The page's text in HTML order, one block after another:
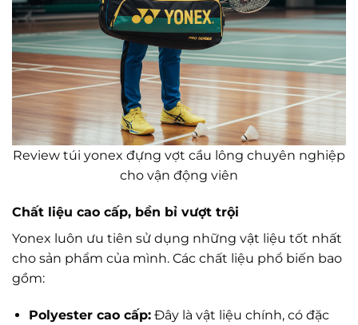
Review túi yonex đựng vợt cầu lông chuyên nghiệp
cho vận động viên
Chất liệu cao cấp, bền bỉ vượt trội
Yonex luôn ưu tiên sử dụng những vật liệu tốt nhất
cho sản phẩm của mình. Các chất liệu phổ biến bao
gồm:
Polyester cao cấp:Đây là vật liệu chính, có đặc